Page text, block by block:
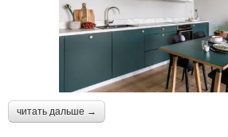
читать дальше →